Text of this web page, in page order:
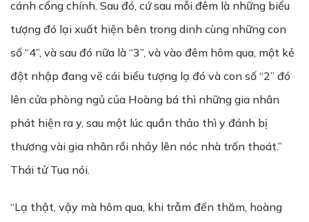
cánh cổng chính. Sau đó, cứ sau mỗi đêm là những biểu
tượng đó lại xuất hiện bên trong dinh cùng những con
số “4”, và sau đó nữa là “3”, và vào đêm hôm qua, một kẻ
đột nhập đang vẽ cái biểu tượng lạ đó và con số “2” đó
lên cửa phòng ngủ của Hoàng bá thì những gia nhân
phát hiện ra y, sau một lúc quần thảo thì y đánh bị
thương vài gia nhân rồi nhảy lên nóc nhà trốn thoát.”
Thái tử Tua nói.
“Lạ thật, vậy mà hôm qua, khi trẫm đến thăm, hoàng